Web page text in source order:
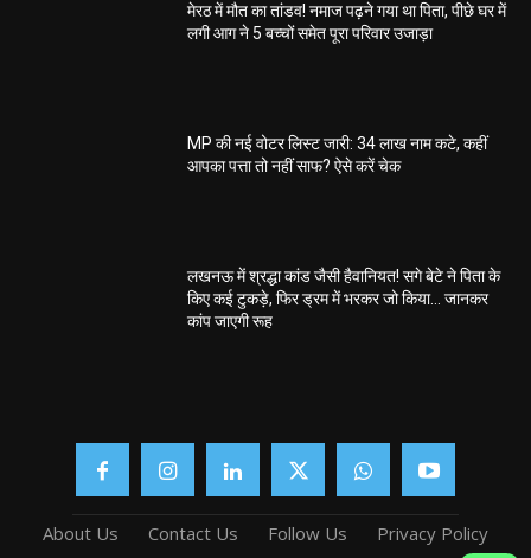
मेरठ में मौत का तांडव! नमाज पढ़ने गया था पिता, पीछे घर में
लगी आग ने 5 बच्चों समेत पूरा परिवार उजाड़ा
MP की नई वोटर लिस्ट जारी: 34 लाख नाम कटे, कहीं
आपका पत्ता तो नहीं साफ? ऐसे करें चेक
लखनऊ में श्रद्धा कांड जैसी हैवानियत! सगे बेटे ने पिता के
किए कई टुकड़े, फिर ड्रम में भरकर जो किया… जानकर
कांप जाएगी रूह
About Us Contact Us Follow Us Privacy Policy